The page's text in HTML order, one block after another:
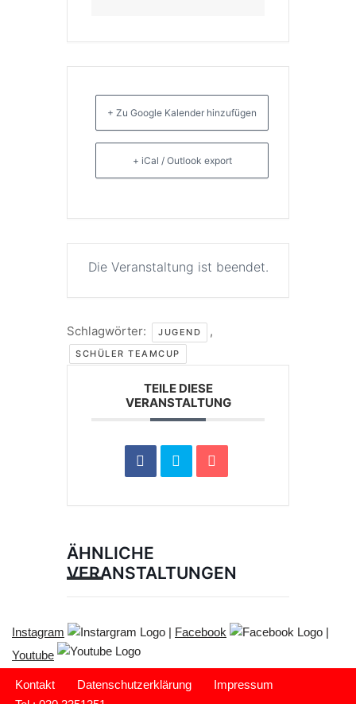
+ Zu Google Kalender hinzufügen
+ iCal / Outlook export
Die Veranstaltung ist beendet.
Schlagwörter: JUGEND ,
SCHÜLER TEAMCUP
TEILE DIESE
VERANSTALTUNG
ÄHNLICHE
VERANSTALTUNGEN
Instagram | Facebook
|
Youtube
Kontakt Datenschutzerklärung
Impressum